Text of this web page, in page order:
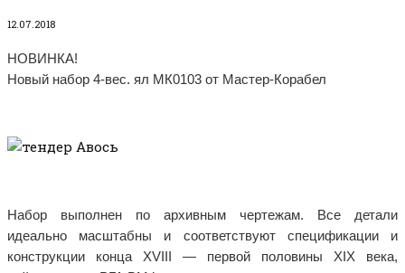
12.07.2018
НОВИНКА!
Новый набор 4-вес. ял МК0103 от Мастер-Корабел
Набор выполнен по архивным чертежам. Все детали
идеально масштабны и соответствуют спецификации и
конструкции конца XVIII — первой половины XIX века,